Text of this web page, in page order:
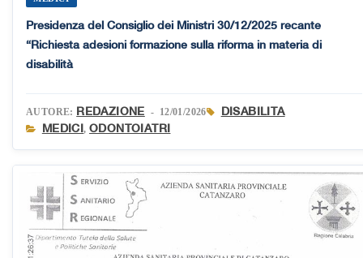
Presidenza del Consiglio dei Ministri 30/12/2025 recante
“Richiesta adesioni formazione sulla riforma in materia di
disabilità
AUTORE: REDAZIONE - 12/01/2026
DISABILITA
MEDICI,ODONTOIATRI